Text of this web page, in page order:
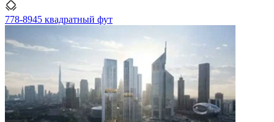
778-8945 квадратный фут